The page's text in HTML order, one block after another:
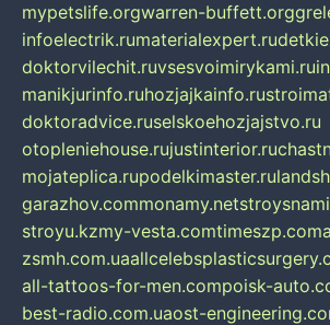
mypetslife.orgwarren-buffett.org
infoelectrik.rumaterialexpert.ru
doktorvilechit.ruvsesvoimirykami.ru
manikjurinfo.ruhozjajkainfo.ru
doktoradvice.ruselskoehozjajstvo.ru
otopleniehouse.rujustinterior.ru
mojateplica.rupodelkimaster.ru
garazhov.commonamy.net
stroyu.kzmy-vesta.comtimeszp.com
zsmh.com.ua
all-tattoos-for-men.compoisk-
best-radio.com.uaost-